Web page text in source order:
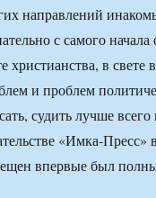
направлений
с самого
христианства, в
и проблем
судить лучше
«Имка-
впервые был